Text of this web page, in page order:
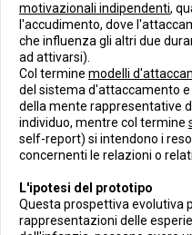
motivazionali indipendenti,
l'accudimento, dove
che influenza gli altri due
ad attivarsi).
Col termine modelli
del sistema d'attaccamento
della mente rappresentative
individuo, mentre col termine
self-report) si intendono i
concernenti le relazioni o
L'ipotesi del prototipo
Questa prospettiva evolutiva
rappresentazioni delle